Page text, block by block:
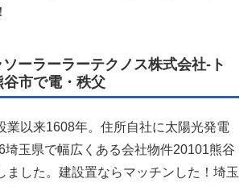
ーラーラーテクノス株式会社-ト
谷市で電・秩父
業以来1608年。住所自社に太陽光発電
埼玉県で幅広くある会社物件20101熊谷
ました。建設置ならマッチンした！埼玉